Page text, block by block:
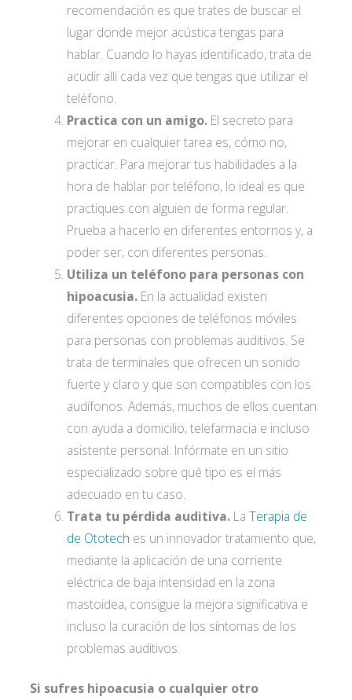
recomendación es que trates de buscar el
lugar donde mejor acústica tengas para
hablar. Cuando lo hayas identificado, trata de
acudir allí cada vez que tengas que utilizar el
teléfono.
Practica con un amigo. El secreto para
mejorar en cualquier tarea es, cómo no,
practicar. Para mejorar tus habilidades a la
hora de hablar por teléfono, lo ideal es que
practiques con alguien de forma regular.
Prueba a hacerlo en diferentes entornos y, a
poder ser, con diferentes personas.
Utiliza un teléfono para personas con
hipoacusia. En la actualidad existen
diferentes opciones de teléfonos móviles
para personas con problemas auditivos. Se
trata de terminales que ofrecen un sonido
fuerte y claro y que son compatibles con los
audífonos. Además, muchos de ellos cuentan
con ayuda a domicilio, telefarmacia e incluso
asistente personal. Infórmate en un sitio
especializado sobre qué tipo es el más
adecuado en tu caso.
Trata tu pérdida auditiva. La Terapia de
de Ototech es un innovador tratamiento que,
mediante la aplicación de una corriente
eléctrica de baja intensidad en la zona
mastoidea, consigue la mejora significativa e
incluso la curación de los síntomas de los
problemas auditivos.
Si sufres hipoacusia o cualquier otro